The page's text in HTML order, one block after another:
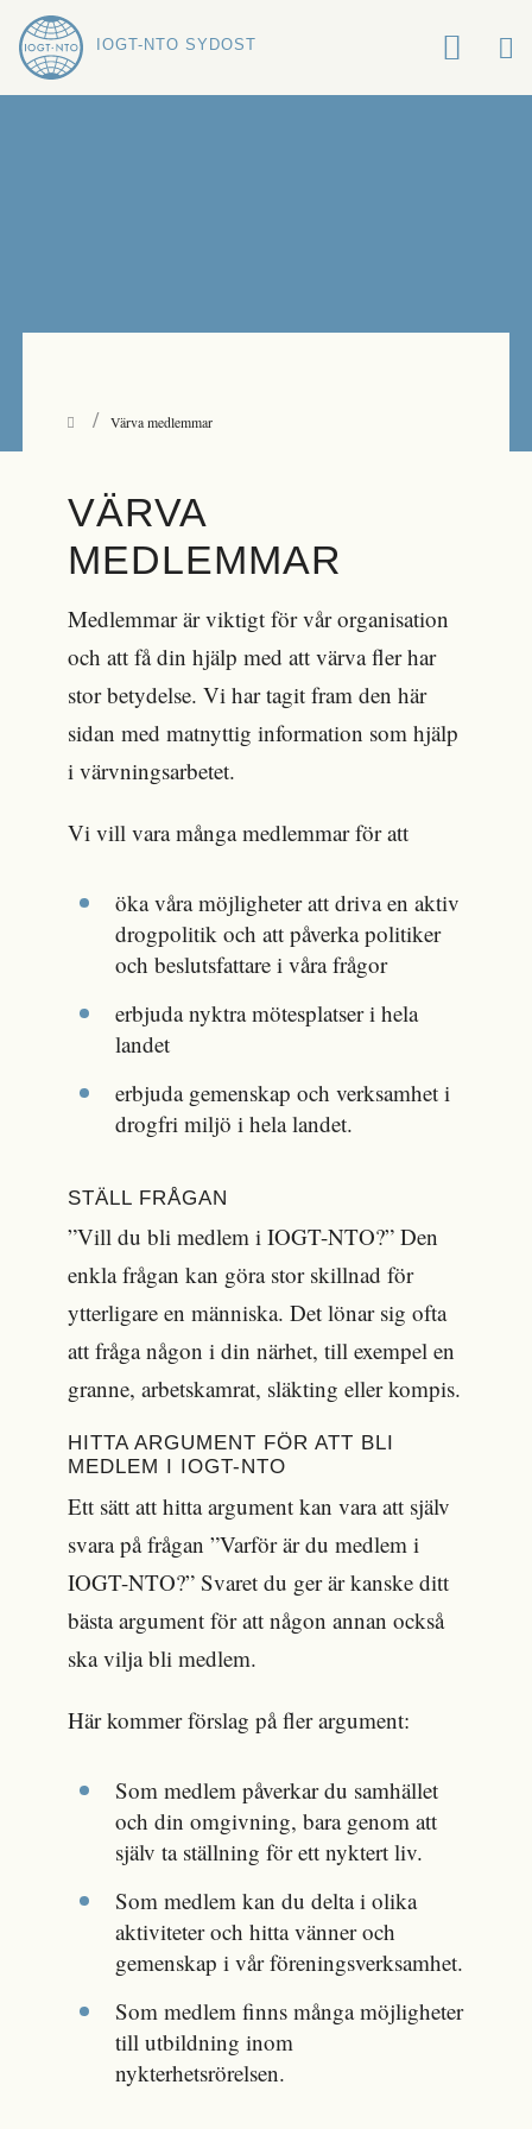
IOGT-NTO SYDOST
/ Värva medlemmar
VÄRVA
MEDLEMMAR
Medlemmar är viktigt för vår organisation
och att få din hjälp med att värva fler har
stor betydelse. Vi har tagit fram den här
sidan med matnyttig information som hjälp
i värvningsarbetet.
Vi vill vara många medlemmar för att
öka våra möjligheter att driva en aktiv
drogpolitik och att påverka politiker
och beslutsfattare i våra frågor
erbjuda nyktra mötesplatser i hela
landet
erbjuda gemenskap och verksamhet i
drogfri miljö i hela landet.
STÄLL FRÅGAN
”Vill du bli medlem i IOGT-NTO?” Den
enkla frågan kan göra stor skillnad för
ytterligare en människa. Det lönar sig ofta
att fråga någon i din närhet, till exempel en
granne, arbetskamrat, släkting eller kompis.
HITTA ARGUMENT FÖR ATT BLI
MEDLEM I IOGT-NTO
Ett sätt att hitta argument kan vara att själv
svara på frågan ”Varför är du medlem i
IOGT-NTO?” Svaret du ger är kanske ditt
bästa argument för att någon annan också
ska vilja bli medlem.
Här kommer förslag på fler argument:
Som medlem påverkar du samhället
och din omgivning, bara genom att
själv ta ställning för ett nyktert liv.
Som medlem kan du delta i olika
aktiviteter och hitta vänner och
gemenskap i vår föreningsverksamhet.
Som medlem finns många möjligheter
till utbildning inom
nykterhetsrörelsen.